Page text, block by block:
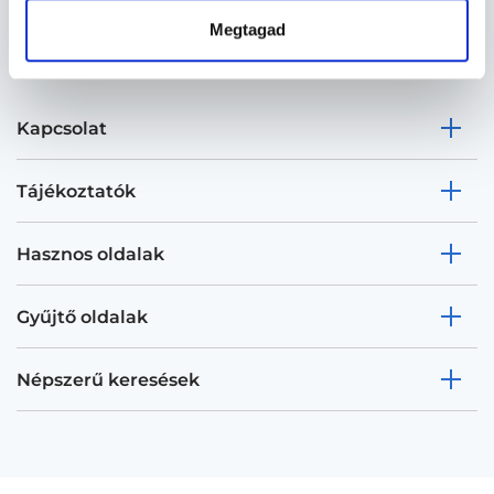
Megtagad
Kapcsolat
Tájékoztatók
Hasznos oldalak
Gyűjtő oldalak
Népszerű keresések